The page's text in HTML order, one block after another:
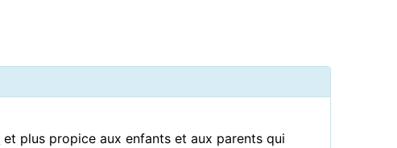
et plus propice aux enfants et aux parents qui